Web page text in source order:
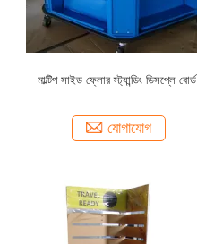
মাল্টিপ সাইড ফ্লোর স্ট্যান্ডিং ডিসপ্লে বোর্ড
যোগাযোগ